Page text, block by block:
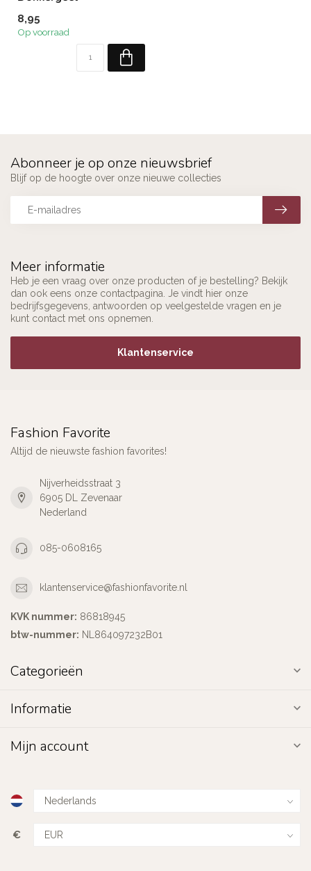
8,95
Op voorraad
Meer informatie
Heb je een vraag over onze producten of je bestelling? Bekijk
dan ook eens onze contactpagina. Je vindt hier onze
bedrijfsgegevens, antwoorden op veelgestelde vragen en je
kunt contact met ons opnemen.
Klantenservice
Abonneer je op onze nieuwsbrief
Blijf op de hoogte over onze nieuwe collecties
Fashion Favorite
Altijd de nieuwste fashion favorites!
Nijverheidsstraat 3
6905 DL Zevenaar
Nederland
085-0608165
klantenservice@fashionfavorite.nl
KVK nummer: 86818945
btw-nummer: NL864097232B01
Categorieën
Informatie
Mijn account
€